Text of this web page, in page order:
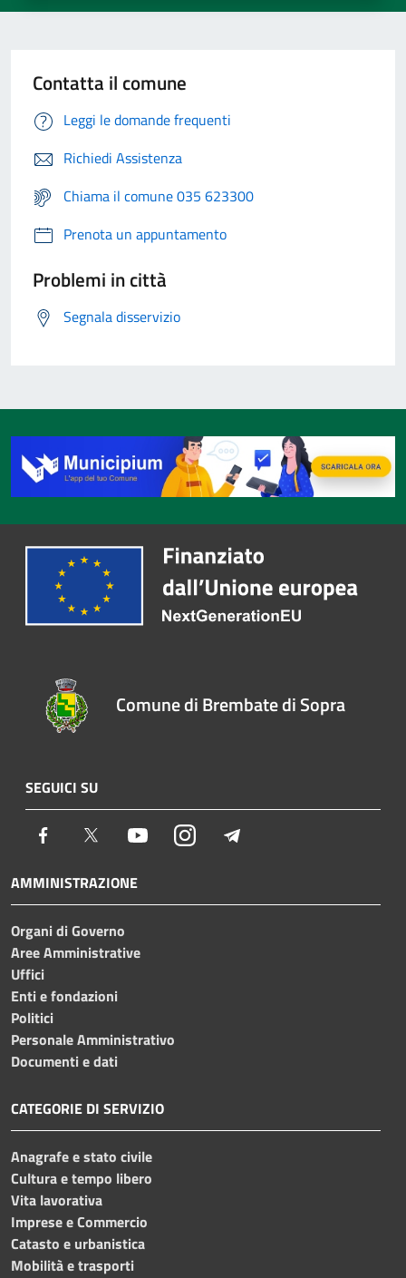
Contatta il comune
Leggi le domande frequenti
Richiedi Assistenza
Chiama il comune 035 623300
Prenota un appuntamento
Problemi in città
Segnala disservizio
Comune di Brembate di Sopra
SEGUICI SU
Facebook Twitter YoutubeInstagram
AMMINISTRAZIONE
Organi di Governo
Aree Amministrative
Uffici
Enti e fondazioni
Politici
Personale Amministrativo
Documenti e dati
CATEGORIE DI SERVIZIO
Anagrafe e stato civile
Cultura e tempo libero
Vita lavorativa
Imprese e Commercio
Catasto e urbanistica
Mobilità e trasporti